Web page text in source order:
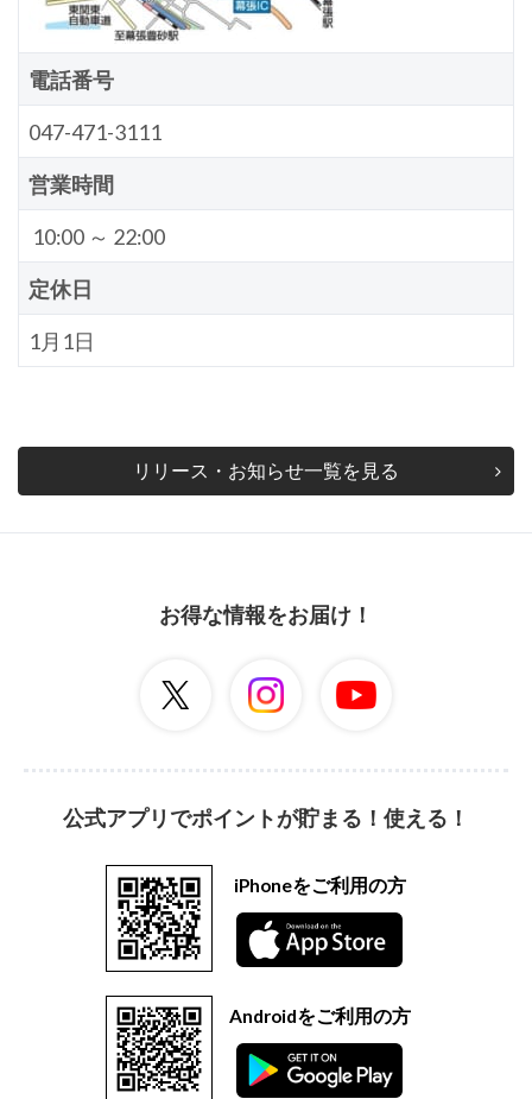
電話番号
047-471-3111
営業時間
10:00 ～ 22:00
定休日
1月1日
リリース・お知らせ一覧を見る
お得な情報をお届け！
公式アプリでポイントが貯まる！使える！
iPhoneをご利用の方
Androidをご利用の方